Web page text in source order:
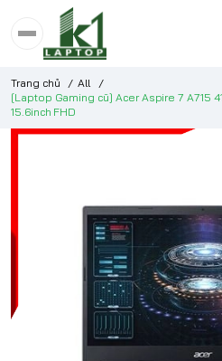
Trang chủ / All
/
[Laptop Gaming cũ] Acer Aspire 7 A715
15.6inch FHD